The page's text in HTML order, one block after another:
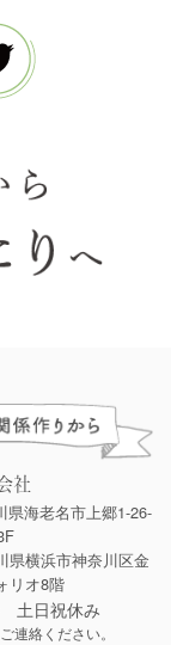
社
県海老名市上郷1-26-
県横浜市神奈川区金
リオ8階
土日祝休み
連絡ください。